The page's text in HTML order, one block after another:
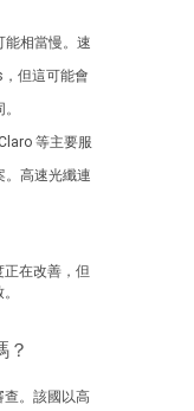
能相當慢。速
但這可能會
等主要服
。高速光纖連
在改善，但
？
查。該國以高